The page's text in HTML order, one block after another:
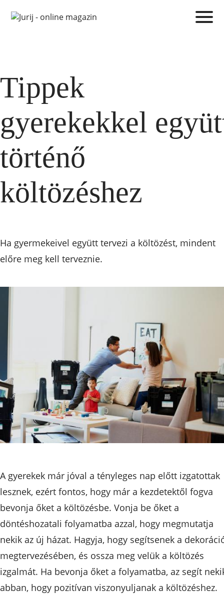
Tippek
gyerekekkel
történő
költözéshez
Ha gyermekeivel együtt tervezi a költözést, mindent
előre meg kell terveznie.
A gyerekek már jóval a tényleges nap előtt izgatottak
lesznek, ezért fontos, hogy már a kezdetektől fogva
bevonja őket a költözésbe. Vonja be őket a
döntéshozatali folyamatba azzal, hogy megmutatja
nekik az új házat. Hagyja, hogy segítsenek a
megtervezésében, és ossza meg velük a költözés
izgalmát. Ha bevonja őket a folyamatba, az segít
abban, hogy pozitívan viszonyuljanak a költözéshez.